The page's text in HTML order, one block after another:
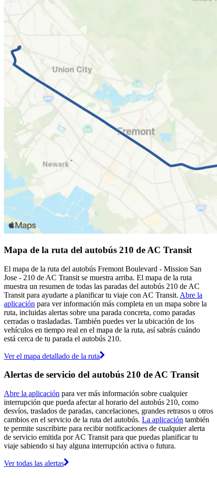
Mapa de la ruta del autobús 210 de AC Transit
El mapa de la ruta del autobús Fremont Boulevard - Mission San
Jose - 210 de AC Transit se muestra arriba. El mapa de la ruta
muestra un resumen de todas las paradas del autobús 210 de AC
Transit para ayudarte a planificar tu viaje con AC Transit. Abre la
aplicación para ver información más completa en un mapa sobre la
ruta, incluidas alertas sobre una parada concreta, como paradas
cerradas o trasladadas. También puedes ver la ubicación de los
vehículos en tiempo real en el mapa de la ruta, así sabrás cuándo
está cerca de tu parada el autobús 210.
Ver el mapa detallado de la ruta
Alertas de servicio del autobús 210 de AC Transit
Abre la aplicación para ver más información sobre cualquier
interrupción que pueda afectar al horario del autobús 210, como
desvíos, traslados de paradas, cancelaciones, grandes retrasos u otros
cambios en el servicio de la ruta del autobús. La aplicación también
te permite suscribirte para recibir notificaciones de cualquier alerta
de servicio emitida por AC Transit para que puedas planificar tu
viaje sabiendo si hay alguna interrupción activa o futura.
Ver todas las alertas